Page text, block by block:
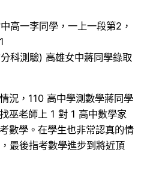
高一李同學，一上一段第2，
科測驗) 高雄女中蔣同學錄取
況，110 高中學測數學蔣同學
巫老師上 1 對 1 高中數學家
數學。在學生也非常認真的情
最後指考數學進步到將近頂